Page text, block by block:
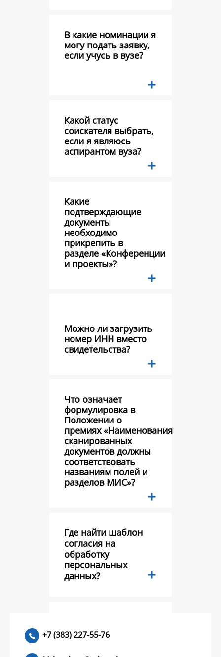
В какие номинации я
могу подать заявку,
если учусь в вузе?
Какой статус
соискателя выбрать,
если я являюсь
аспирантом вуза?
Какие
подтверждающие
документы
необходимо
прикрепить в
разделе «Конференции
и проекты»?
Можно ли загрузить
номер ИНН вместо
свидетельства?
Что означает
формулировка в
Положении о
премиях «Наименования
сканированных
документов должны
соответствовать
названиям полей и
разделов МИС»?
Где найти шаблон
согласия на
обработку
персональных
данных?
+7 (383) 227-55-76